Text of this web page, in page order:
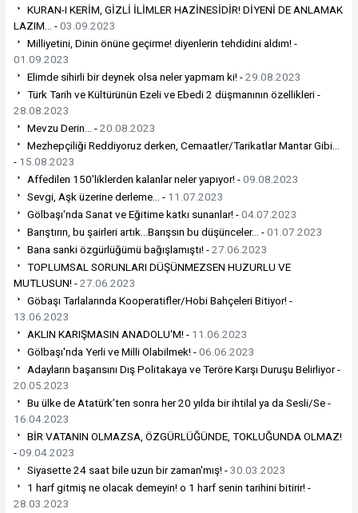
KURAN-I KERİM, GİZLİ İLİMLER HAZİNESİDİR! DİYENİ DE ANLAMAK
LAZIM... -03.09.2023
Milliyetini, Dinin önüne geçirme! diyenlerin tehdidini aldım! -
01.09.2023
Elimde sihirli bir deynek olsa neler yapmam ki! -29.08.2023
Türk Tarih ve Kültürünün Ezeli ve Ebedi 2 düşmanının özellikleri -
28.08.2023
Mevzu Derin... -20.08.2023
Mezhepçiliği Reddiyoruz derken, Cemaatler/Tarikatlar Mantar Gibi...
- 15.08.2023
Affedilen 150'liklerden kalanlar neler yapıyor! -09.08.2023
Sevgi, Aşk üzerine derleme... - 11.07.2023
Gölbaşı'nda Sanat ve Eğitime katkı sunanlar! -04.07.2023
Barıştırın, bu şairleri artık...Barışsın bu düşünceler... -01.07.2023
Bana sanki özgürlüğümü bağışlamıştı! -27.06.2023
TOPLUMSAL SORUNLARI DÜŞÜNMEZSEN HUZURLU VE
MUTLUSUN! -27.06.2023
Göbaşı Tarlalarında Kooperatifler/Hobi Bahçeleri Bitiyor! -
13.06.2023
AKLIN KARIŞMASIN ANADOLU'M! - 11.06.2023
Gölbaşı'nda Yerli ve Milli Olabilmek! -06.06.2023
Adayların başarısını Dış Politakaya ve Teröre Karşı Duruşu Belirliyor -
20.05.2023
Bu ülke de Atatürk’ten sonra her 20 yılda bir ihtilal ya da Sesli/Se -
16.04.2023
BİR VATANIN OLMAZSA, ÖZGÜRLÜĞÜNDE, TOKLUĞUNDA OLMAZ!
-09.04.2023
Siyasette 24 saat bile uzun bir zaman'mış! -30.03.2023
1 harf gitmiş ne olacak demeyin! o 1 harf senin tarihini bitirir! -
28.03.2023